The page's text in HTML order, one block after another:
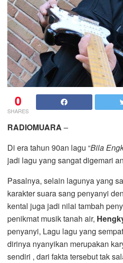
0
SHARES
RADIOMUARA –
Di era tahun 90an lagu “Bila
jadi lagu yang sangat digemari
Pasalnya, selain lagunya yang
karakter suara sang penyanyi
kental juga jadi nilai tambah
penikmat musik tanah air,
penyanyi, Lagu lagu yang
dirinya nyanyikan merupakan
sendiri , dari fakta tersebut tak